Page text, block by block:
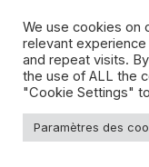
Actualité Agen -
We use cookies on
relevant
and repeat visits.
the use of ALL the
"Cookie Settings"
Paramètres des